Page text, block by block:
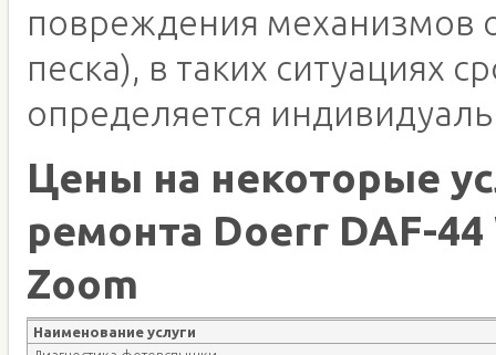
повреждения механизмов
песка), в таких ситуациях
определяется
Цены на некоторые
ремонта Doerr DAF-44
Zoom
Наименование услуги